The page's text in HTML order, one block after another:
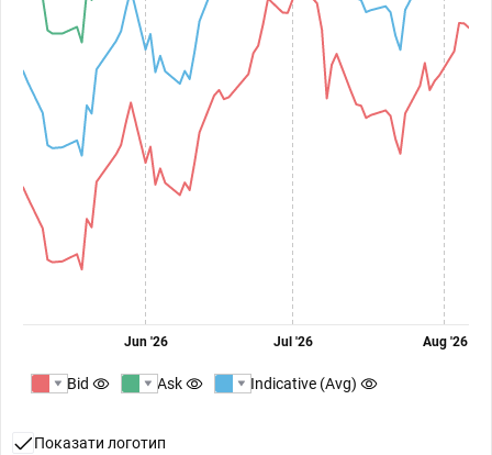
Jun '26 Jul '26 Aug '26
Bid Ask Indicative (Avg)
Показати логотип